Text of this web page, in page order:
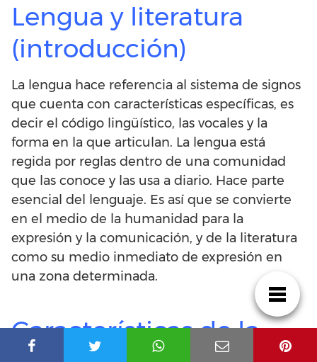
Lengua y literatura
(introducción)
La lengua hace referencia al sistema de signos
que cuenta con características específicas, es
decir el código lingüístico, las vocales y la
forma en la que articulan. La lengua está
regida por reglas dentro de una comunidad
que las conoce y las usa a diario. Hace parte
esencial del lenguaje. Es así que se convierte
en el medio de la humanidad para la
expresión y la comunicación, y de la literatura
como su medio inmediato de expresión en
una zona determinada.
Características de la